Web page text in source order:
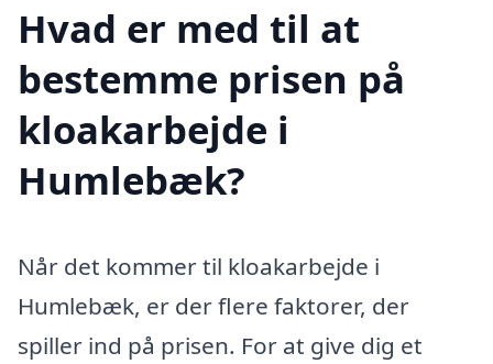
Hvad er med til at
bestemme prisen på
kloakarbejde i
Humlebæk?
Når det kommer til kloakarbejde i
Humlebæk, er der flere faktorer, der
spiller ind på prisen. For at give dig et